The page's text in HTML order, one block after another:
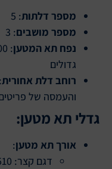
מספר דלתות: 5
מספר מושבים: 3
נפח תא המטען
גדולים
רוחב דלת אחורית
והעמסה של
גדלי תא מטען:
אורך תא מטען:
דגם קצר: 2,510 מ"מ